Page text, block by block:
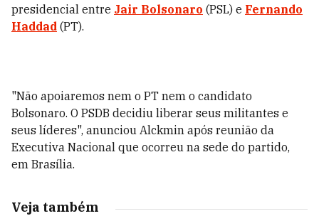
presidencial entre Jair Bolsonaro (PSL) e Fernando
Haddad (PT).
"Não apoiaremos nem o PT nem o candidato
Bolsonaro. O PSDB decidiu liberar seus militantes e
seus líderes", anunciou Alckmin após reunião da
Executiva Nacional que ocorreu na sede do partido,
em Brasília.
Veja também